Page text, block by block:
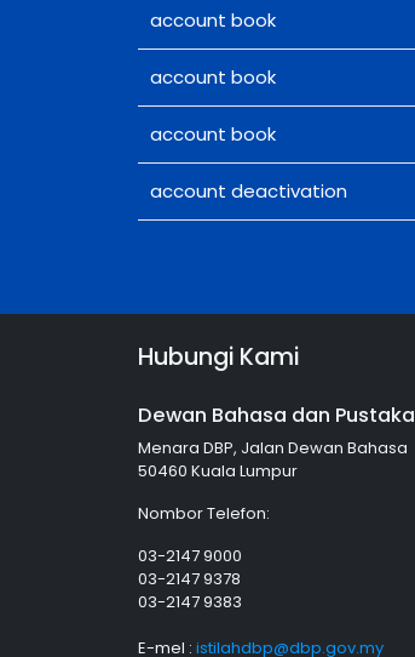
account book
account book
account book
account deactivation
Hubungi Kami
Dewan Bahasa dan Pustaka
Menara DBP, Jalan Dewan Bahasa
50460 Kuala Lumpur
Nombor Telefon:
03-2147 9000
03-2147 9378
03-2147 9383
E-mel : istilahdbp@dbp.gov.my